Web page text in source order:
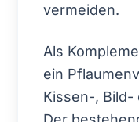
vermeiden.
Als
ein
Kissen-, Bild-